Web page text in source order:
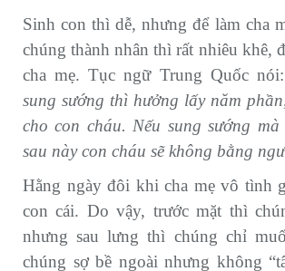
Sinh con thì dễ, nhưng để làm cha
chúng thành nhân thì rất nhiêu khê,
cha mẹ. Tục ngữ Trung Quốc nói:
sung sướng thì hưởng lấy năm
cho con cháu. Nếu sung sướng
sau này con cháu sẽ không bằng
Hằng ngày đôi khi cha mẹ vô tình
con cái. Do vậy, trước mặt thì
nhưng sau lưng thì chúng chỉ
chúng sợ bề ngoài nhưng không